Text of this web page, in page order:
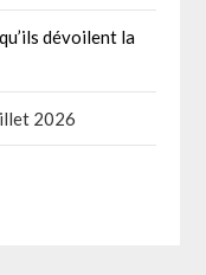
dévoilent la
2026